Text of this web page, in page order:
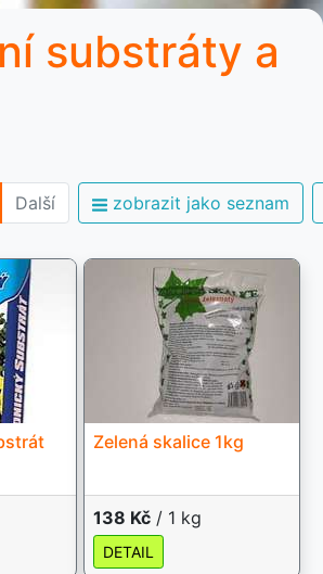
substráty a
Další zobrazit jako seznam
Zelená skalice 1kg
138 Kč / 1 kg
DETAIL